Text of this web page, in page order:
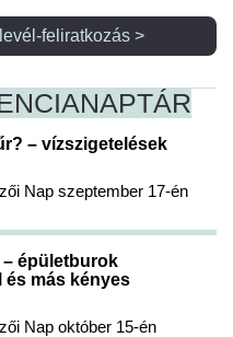
feliratkozás >
NAPTÁR
– vízszigetelések
Nap szeptember 17-én
– épületburok
és más kényes
Nap október 15-én